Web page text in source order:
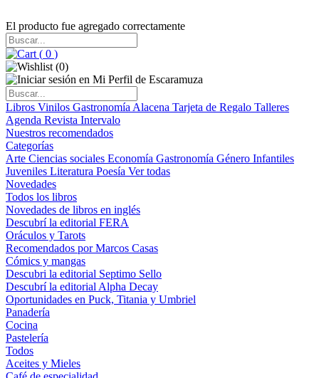
El producto fue agregado correctamente
( 0 )
(0)
Libros Vinilos Gastronomía Alacena Tarjeta de Regalo Talleres
Agenda Revista Intervalo
Nuestros recomendados
Categorías
Arte Ciencias sociales Economía Gastronomía Género Infantiles
Juveniles Literatura Poesía Ver todas
Novedades
Todos los libros
Novedades de libros en inglés
Descubrí la editorial FERA
Oráculos y Tarots
Recomendados por Marcos Casas
Cómics y mangas
Descubri la editorial Septimo Sello
Descubrí la editorial Alpha Decay
Oportunidades en Puck, Titania y Umbriel
Panadería
Cocina
Pastelería
Todos
Aceites y Mieles